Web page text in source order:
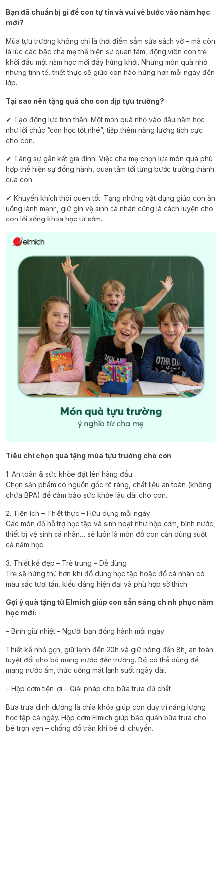
Bạn đã chuẩn bị gì để con tự tin và vui vẻ bước vào năm học
mới?
Mùa tựu trường không chỉ là thời điểm sắm sửa sách vở – mà còn
là lúc các bậc cha mẹ thể hiện sự quan tâm, động viên con trẻ
khởi đầu một năm học mới đầy hứng khởi. Những món quà nhỏ
nhưng tinh tế, thiết thực sẽ giúp con hào hứng hơn mỗi ngày đến
lớp.
Tại sao nên tặng quà cho con dịp tựu trường?
✔ Tạo động lực tinh thần: Một món quà nhỏ vào đầu năm học
như lời chúc “con học tốt nhé”, tiếp thêm năng lượng tích cực
cho con.
✔ Tăng sự gắn kết gia đình: Việc cha mẹ chọn lựa món quà phù
hợp thể hiện sự đồng hành, quan tâm tới từng bước trưởng thành
của con.
✔ Khuyến khích thói quen tốt: Tặng những vật dụng giúp con ăn
uống lành mạnh, giữ gìn vệ sinh cá nhân cũng là cách luyện cho
con lối sống khoa học từ sớm.
Tiêu chí chọn quà tặng mùa tựu trường cho con
1. An toàn & sức khỏe đặt lên hàng đầu
Chọn sản phẩm có nguồn gốc rõ ràng, chất liệu an toàn (không
chứa BPA) để đảm bảo sức khỏe lâu dài cho con.
2. Tiện ích – Thiết thực – Hữu dụng mỗi ngày
Các món đồ hỗ trợ học tập và sinh hoạt như hộp cơm, bình nước,
thiết bị vệ sinh cá nhân… sẽ luôn là món đồ con cần dùng suốt
cả năm học.
3. Thiết kế đẹp – Trẻ trung – Dễ dùng
Trẻ sẽ hứng thú hơn khi đồ dùng học tập hoặc đồ cá nhân có
màu sắc tươi tắn, kiểu dáng hiện đại và phù hợp sở thích.
Gợi ý quà tặng từ Elmich giúp con sẵn sàng chinh phục năm
học mới:
– Bình giữ nhiệt – Người bạn đồng hành mỗi ngày
Thiết kế nhỏ gọn, giữ lạnh đến 20h và giữ nóng đến 8h, an toàn
tuyệt đối cho bé mang nước đến trường. Bé có thể dùng để
mang nước ấm, thức uống mát lạnh suốt ngày dài.
– Hộp cơm tiện lợi – Giải pháp cho bữa trưa đủ chất
Bữa trưa dinh dưỡng là chìa khóa giúp con duy trì năng lượng
học tập cả ngày. Hộp cơm Elmich giúp bảo quản bữa trưa cho
bé trọn vẹn – chống đổ tràn khi bé di chuyển.